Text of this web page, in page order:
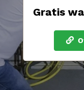
Gratis